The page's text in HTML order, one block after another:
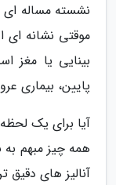
نشسته مساله ای
موقتی نشانه
بینایی یا مغز
پایین، بیماری
آیا برای یک
همه چیز مبهم به
آنالیز های دقیق